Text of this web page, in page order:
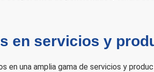
en servicios y
en una amplia gama de servicios y